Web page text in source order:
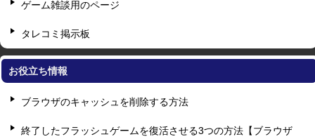
ゲーム雑談用のページ
タレコミ掲示板
お役立ち情報
ブラウザのキャッシュを削除する方法
終了したフラッシュゲームを復活させる3つの方法【ブラウザ